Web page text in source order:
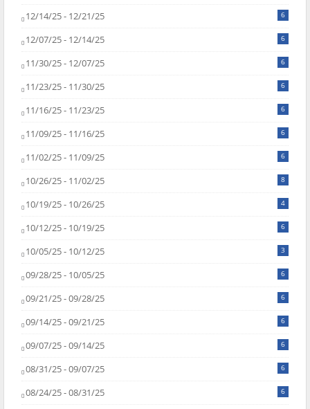
12/14/25 - 12/21/25 6
12/07/25 - 12/14/25 6
11/30/25 - 12/07/25 6
11/23/25 - 11/30/25 6
11/16/25 - 11/23/25 6
11/09/25 - 11/16/25 6
11/02/25 - 11/09/25 6
10/26/25 - 11/02/25 8
10/19/25 - 10/26/25 4
10/12/25 - 10/19/25 6
10/05/25 - 10/12/25 3
09/28/25 - 10/05/25 6
09/21/25 - 09/28/25 6
09/14/25 - 09/21/25 6
09/07/25 - 09/14/25 6
08/31/25 - 09/07/25 6
08/24/25 - 08/31/25 6